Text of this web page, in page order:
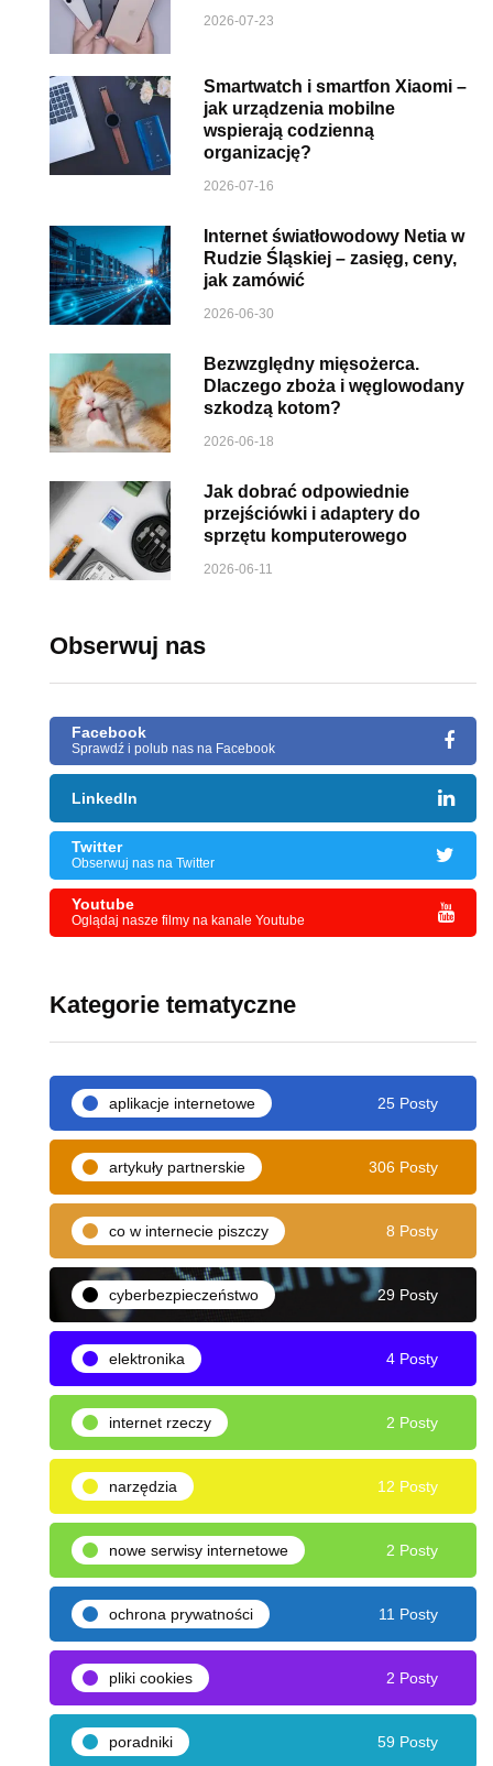
2026-07-23
Smartwatch i smartfon Xiaomi –
jak urządzenia mobilne
wspierają codzienną
organizację?
2026-07-16
Internet światłowodowy Netia w
Rudzie Śląskiej – zasięg, ceny,
jak zamówić
2026-06-30
Bezwzględny mięsożerca.
Dlaczego zboża i węglowodany
szkodzą kotom?
2026-06-18
Jak dobrać odpowiednie
przejściówki i adaptery do
sprzętu komputerowego
2026-06-11
Obserwuj nas
Facebook
Sprawdź i polub nas na Facebook
LinkedIn
Twitter
Obserwuj nas na Twitter
Youtube
Oglądaj nasze filmy na kanale Youtube
Kategorie tematyczne
aplikacje internetowe 25 Posty
artykuły partnerskie 306 Posty
co w internecie piszczy 8 Posty
cyberbezpieczeństwo 29 Posty
elektronika 4 Posty
internet rzeczy 2 Posty
narzędzia 12 Posty
nowe serwisy internetowe 2 Posty
ochrona prywatności 11 Posty
pliki cookies 2 Posty
poradniki 59 Posty